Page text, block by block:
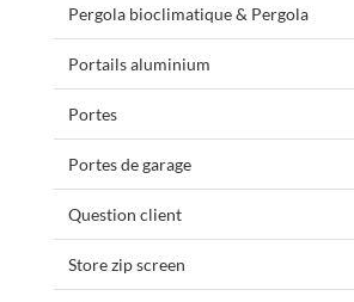
Pergola bioclimatique & Pergola
Portails aluminium
Portes
Portes de garage
Question client
Store zip screen